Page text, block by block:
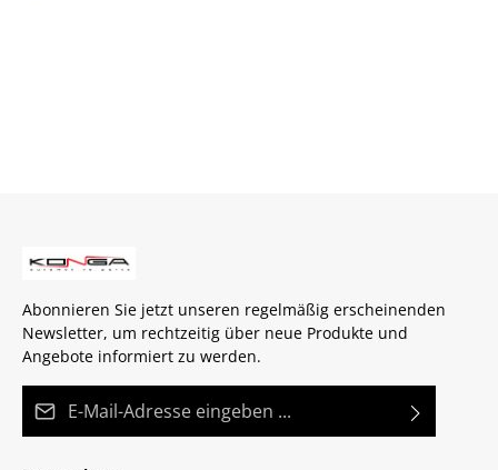
Abonnieren Sie jetzt unseren regelmäßig erscheinenden
Newsletter, um rechtzeitig über neue Produkte und
Angebote informiert zu werden.